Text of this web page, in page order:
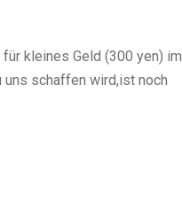
kleines Geld (300 yen) im
schaffen wird,ist noch